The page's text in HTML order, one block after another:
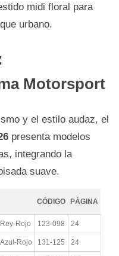
midi floral para
urbano.
Motorsport
y el estilo audaz, el
presenta modelos
integrando la
suave.
CÓDIGO PÁGINA
Rojo 123-098 24
Rojo 131-125 24